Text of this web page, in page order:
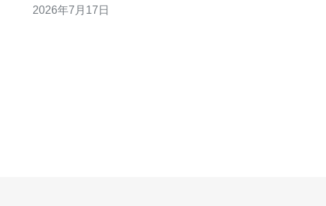
体项包括物理主机与VPS硬件、带宽与公网IP成本、机房
2026年7月17日